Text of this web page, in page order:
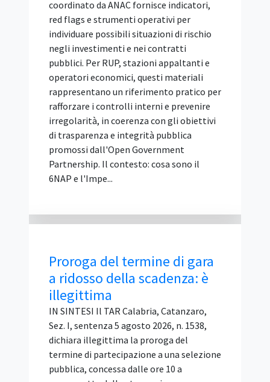
coordinato da ANAC fornisce indicatori,
red flags e strumenti operativi per
individuare possibili situazioni di rischio
negli investimenti e nei contratti
pubblici. Per RUP, stazioni appaltanti e
operatori economici, questi materiali
rappresentano un riferimento pratico per
rafforzare i controlli interni e prevenire
irregolarità, in coerenza con gli obiettivi
di trasparenza e integrità pubblica
promossi dall'Open Government
Partnership. Il contesto: cosa sono il
6NAP e l'Impe...
Proroga del termine di gara
a ridosso della scadenza: è
illegittima
IN SINTESI Il TAR Calabria, Catanzaro,
Sez. I, sentenza 5 agosto 2026, n. 1538,
dichiara illegittima la proroga del
termine di partecipazione a una selezione
pubblica, concessa dalle ore 10 a